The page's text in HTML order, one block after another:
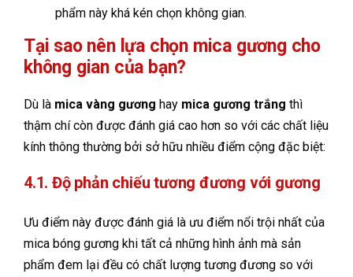
phẩm này khá kén chọn không gian.
Tại sao nên lựa chọn mica gương cho
không gian của bạn?
Dù là mica vàng gương hay mica gương trắng thì
thậm chí còn được đánh giá cao hơn so với các chất liệu
kính thông thường bởi sở hữu nhiều điểm cộng đặc biệt:
4.1. Độ phản chiếu tương đương với gương
Ưu điểm này được đánh giá là ưu điểm nổi trội nhất của
mica bóng gương khi tất cả những hình ảnh mà sản
phẩm đem lại đều có chất lượng tương đương so với